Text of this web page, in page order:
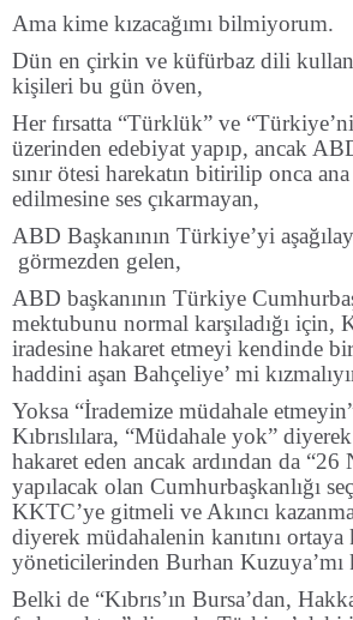
Ama kime kızacağımı bilmiyorum.
Dün en çirkin ve küfürbaz dili
kişileri bu gün öven,
Her fırsatta “Türklük” ve
üzerinden edebiyat yapıp, ancak
sınır ötesi harekatın bitirilip onca
edilmesine ses çıkarmayan,
ABD Başkanının Türkiye’yi
görmezden gelen,
ABD başkanının Türkiye
mektubunu normal karşıladığı için,
iradesine hakaret etmeyi kendinde
haddini aşan Bahçeliye’ mi
Yoksa “İrademize müdahale
Kıbrıslılara, “Müdahale yok” diyerek
hakaret eden ancak ardından da
yapılacak olan Cumhurbaşkanlığı
KKTC’ye gitmeli ve Akıncı
diyerek müdahalenin kanıtını
yöneticilerinden Burhan Kuzuya’mı
Belki de “Kıbrıs’ın Bursa’dan,